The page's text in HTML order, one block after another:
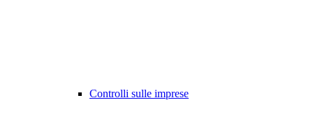
Controlli sulle imprese